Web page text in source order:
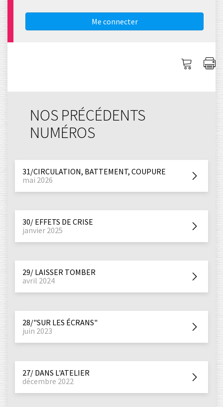
Me connecter
Me
NOS PRÉCÉDENTS
NUMÉROS
31/CIRCULATION, BATTEMENT, COUPURE
mai 2026
30/ EFFETS DE CRISE
janvier 2025
29/ LAISSER TOMBER
avril 2024
28/"SUR LES ÉCRANS"
juin 2023
27/ DANS L'ATELIER
décembre 2022